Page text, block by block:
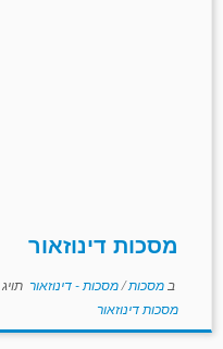
מסכות דינוזאור
ב מסכות/מסכות - דינוזאור תויג
מסכות דינוזאור